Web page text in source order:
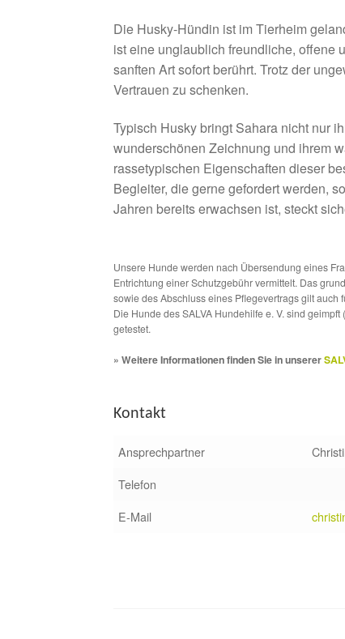
Die Husky-Hündin ist im Tierheim
ist eine unglaublich freundliche, offene
sanften Art sofort berührt. Trotz der
Vertrauen zu schenken.
Typisch Husky bringt Sahara nicht nur
wunderschönen Zeichnung und ihrem
rassetypischen Eigenschaften dieser
Begleiter, die gerne gefordert werden,
Jahren bereits erwachsen ist, steckt
Unsere Hunde werden nach Übersendung eines
Entrichtung einer Schutzgebühr vermittelt. Das
sowie des Abschluss eines Pflegevertrags gilt auch
Die Hunde des SALVA Hundehilfe e. V. sind
getestet.
» Weitere Informationen finden Sie in unserer
Kontakt
Ansprechpartner
Telefon
E-Mail